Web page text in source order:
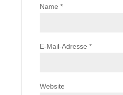
Name *
E-Mail-Adresse *
Website